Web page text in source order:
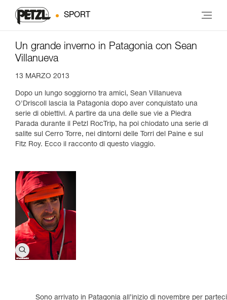
SPORT
Un grande inverno in Patagonia con Sean
Villanueva
13 MARZO 2013
Dopo un lungo soggiorno tra amici, Sean Villanueva
O'Driscoll lascia la Patagonia dopo aver conquistato una
serie di obiettivi. A partire da una delle sue vie a Piedra
Parada durante il Petzl RocTrip, ha poi chiodato una serie di
salite sul Cerro Torre, nei dintorni delle Torri del Paine e sul
Fitz Roy. Ecco il racconto di questo viaggio.
Sono arrivato in Patagonia all’inizio di novembre per